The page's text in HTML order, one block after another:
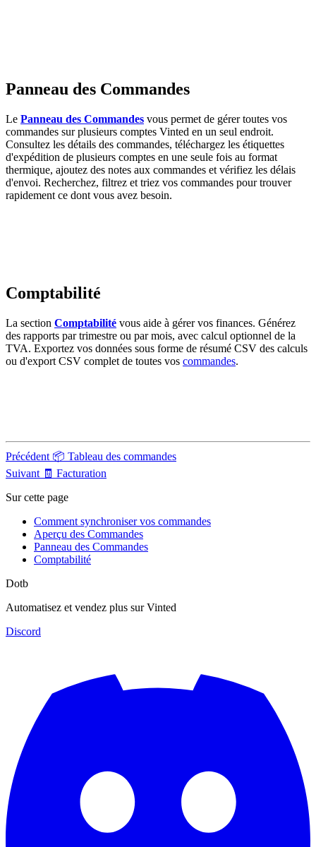
Panneau des Commandes
Le Panneau des Commandes vous permet de gérer toutes vos
commandes sur plusieurs comptes Vinted en un seul endroit.
Consultez les détails des commandes, téléchargez les étiquettes
d'expédition de plusieurs comptes en une seule fois au format
thermique, ajoutez des notes aux commandes et vérifiez les délais
d'envoi. Recherchez, filtrez et triez vos commandes pour trouver
rapidement ce dont vous avez besoin.
Comptabilité
La section Comptabilité vous aide à gérer vos finances. Générez
des rapports par trimestre ou par mois, avec calcul optionnel de la
TVA. Exportez vos données sous forme de résumé CSV des calculs
ou d'export CSV complet de toutes vos commandes.
Précédent 📦 Tableau des commandes
Suivant 🧾 Facturation
Sur cette page
Comment synchroniser vos commandes
Aperçu des Commandes
Panneau des Commandes
Comptabilité
Dotb
Automatisez et vendez plus sur Vinted
Discord